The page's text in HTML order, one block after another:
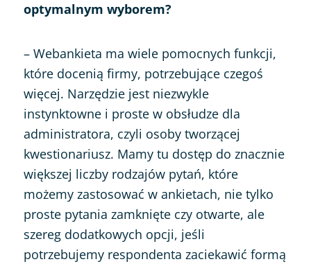
optymalnym wyborem?
– Webankieta ma wiele pomocnych funkcji,
które docenią firmy, potrzebujące czegoś
więcej. Narzędzie jest niezwykle
instynktowne i proste w obsłudze dla
administratora, czyli osoby tworzącej
kwestionariusz. Mamy tu dostęp do znacznie
większej liczby rodzajów pytań, które
możemy zastosować w ankietach, nie tylko
proste pytania zamknięte czy otwarte, ale
szereg dodatkowych opcji, jeśli
potrzebujemy respondenta zaciekawić formą